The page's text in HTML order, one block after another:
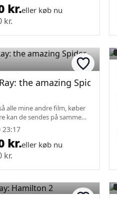
kr.eller køb nu
kr.
the amazing Spider-Man
alle mine andre film, køber
kan de sendes på samme
23:17
kr.eller køb nu
kr.